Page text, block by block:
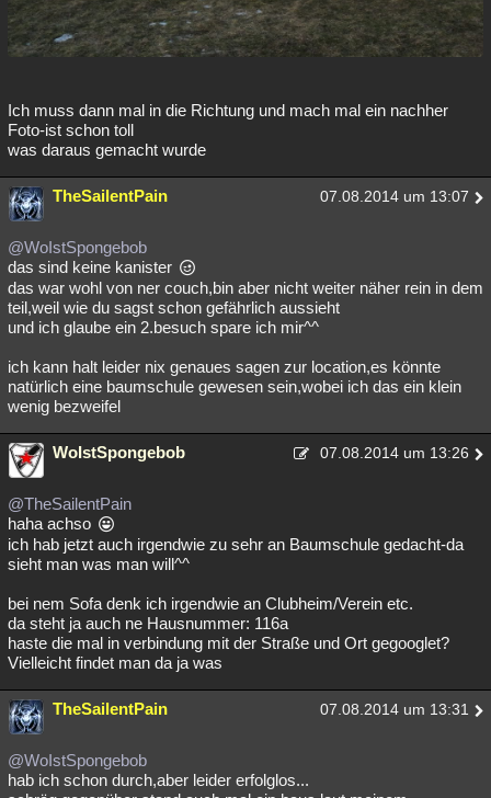
Ich muss dann mal in die Richtung und mach mal ein nachher
Foto-ist schon toll
was daraus gemacht wurde
TheSailentPain 07.08.2014 um 13:07
@WoIstSpongebob
das sind keine kanister
das war wohl von ner couch,bin aber nicht weiter näher rein in dem
teil,weil wie du sagst schon gefährlich aussieht
und ich glaube ein 2.besuch spare ich mir^^
ich kann halt leider nix genaues sagen zur location,es könnte
natürlich eine baumschule gewesen sein,wobei ich das ein klein
wenig bezweifel
WoIstSpongebob 07.08.2014 um 13:26
@TheSailentPain
haha achso
ich hab jetzt auch irgendwie zu sehr an Baumschule gedacht-da
sieht man was man will^^
bei nem Sofa denk ich irgendwie an Clubheim/Verein etc.
da steht ja auch ne Hausnummer: 116a
haste die mal in verbindung mit der Straße und Ort gegooglet?
Vielleicht findet man da ja was
TheSailentPain 07.08.2014 um 13:31
@WoIstSpongebob
hab ich schon durch,aber leider erfolglos...